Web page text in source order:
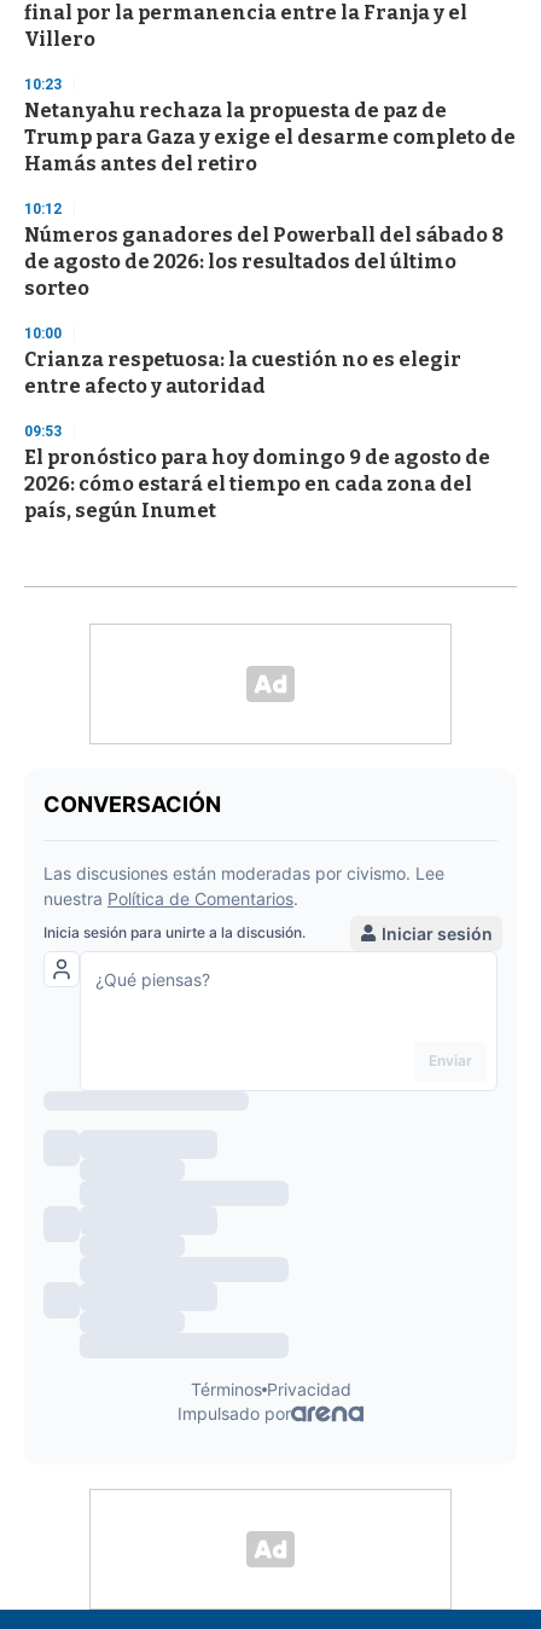
final por la permanencia entre la Franja y el
Villero
10:23
Netanyahu rechaza la propuesta de paz de
Trump para Gaza y exige el desarme completo de
Hamás antes del retiro
10:12
Números ganadores del Powerball del sábado 8
de agosto de 2026: los resultados del último
sorteo
10:00
Crianza respetuosa: la cuestión no es elegir
entre afecto y autoridad
09:53
El pronóstico para hoy domingo 9 de agosto de
2026: cómo estará el tiempo en cada zona del
país, según Inumet